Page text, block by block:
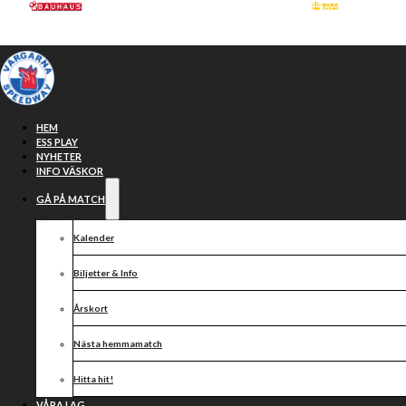
Hoppa till huvudinnehåll
HEM
ESS PLAY
NYHETER
INFO VÄSKOR
GÅ PÅ MATCH
Kalender
Biljetter & Info
Årskort
Nästa hemmamatch
Hitta hit!
På tisdag den